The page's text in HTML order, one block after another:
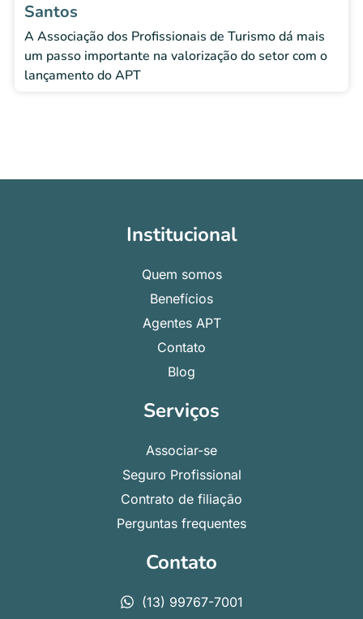
Santos
A Associação dos Profissionais de Turismo dá mais
um passo importante na valorização do setor com o
lançamento do APT
Institucional
Quem somos
Benefícios
Agentes APT
Contato
Blog
Serviços
Associar-se
Seguro Profissional
Contrato de filiação
Perguntas frequentes
Contato
(13) 99767-7001